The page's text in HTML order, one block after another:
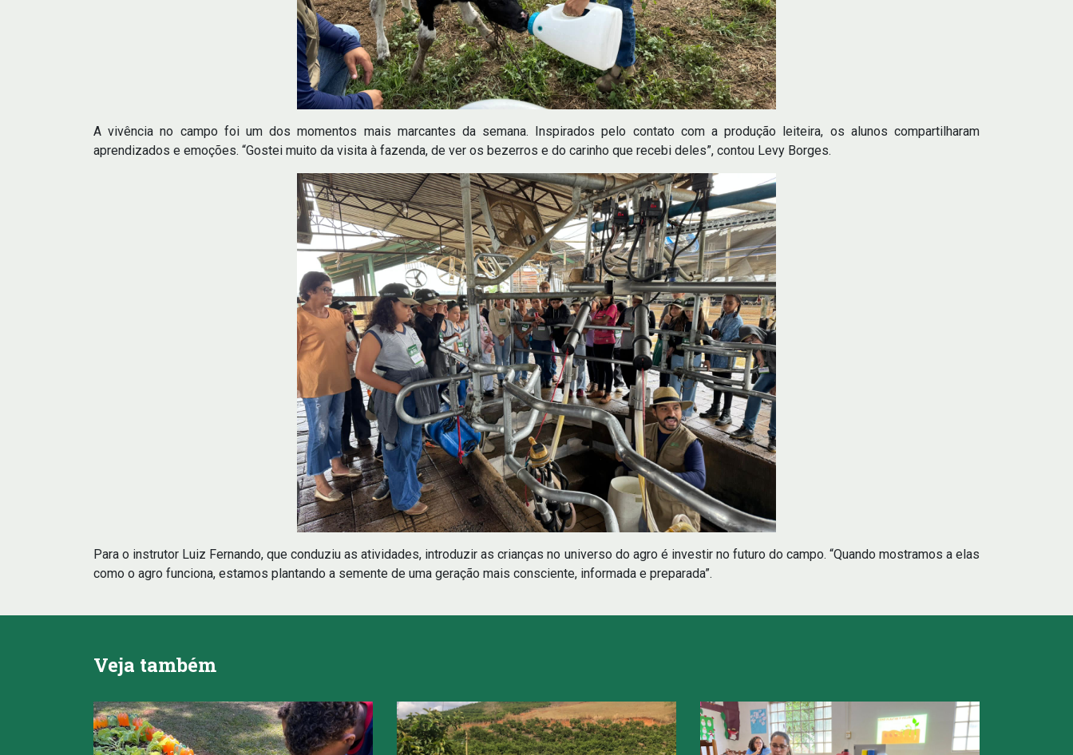
A vivência no campo foi um dos momentos mais marcantes da semana. Inspirados pelo contato com a produção leiteira, os alunos compartilharam
aprendizados e emoções. “Gostei muito da visita à fazenda, de ver os bezerros e do carinho que recebi deles”, contou Levy Borges.
Para o instrutor Luiz Fernando, que conduziu as atividades, introduzir as crianças no universo do agro é investir no futuro do campo. “Quando mostramos a elas
como o agro funciona, estamos plantando a semente de uma geração mais consciente, informada e preparada”.
Veja também